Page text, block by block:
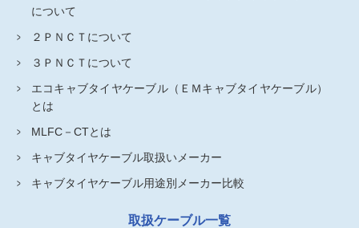
について
２ＰＮＣＴについて
３ＰＮＣＴについて
エコキャブタイヤケーブル（ＥＭキャブタイヤケーブル）
とは
MLFC－CTとは
キャブタイヤケーブル取扱いメーカー
キャブタイヤケーブル用途別メーカー比較
取扱ケーブル一覧